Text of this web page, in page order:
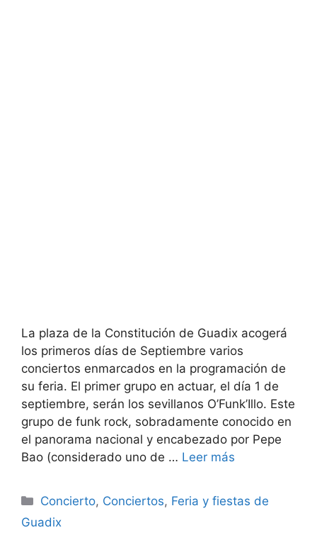
La plaza de la Constitución de Guadix acogerá
los primeros días de Septiembre varios
conciertos enmarcados en la programación de
su feria. El primer grupo en actuar, el día 1 de
septiembre, serán los sevillanos O’Funk’Illo. Este
grupo de funk rock, sobradamente conocido en
el panorama nacional y encabezado por Pepe
Bao (considerado uno de … Leer más
Categorías
Concierto, Conciertos, Feria y fiestas de
Guadix